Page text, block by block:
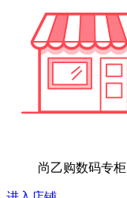
尚乙购数码专柜